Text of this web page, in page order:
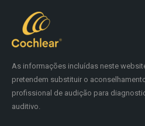
As informações incluídas neste
pretendem substituir o
profissional de audição para
auditivo.